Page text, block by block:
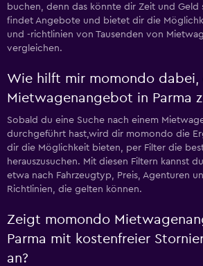
buchen, denn das könnte dir Zeit und Geld
findet Angebote und bietet dir die
und -richtlinien von Tausenden von
vergleichen.
Wie hilft mir momondo dabei,
Mietwagenangebot in Parma
Sobald du eine Suche nach einem
durchgeführt hast,wird dir momondo die
dir die Möglichkeit bieten, per Filter die
herauszusuchen. Mit diesen Filtern kannst
etwa nach Fahrzeugtyp, Preis, Agenturen
Richtlinien, die gelten können.
Zeigt momondo
Parma mit kostenfreier
an?